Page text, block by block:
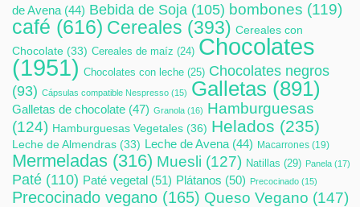
de Avena (44) Bebida de Soja (105) bombones (119)
café (616) Cereales (393) Cereales con
Chocolate (33) Cereales de maíz (24) Chocolates
(1951) Chocolates con leche (25) Chocolates negros
(93) Cápsulas compatible Nespresso (15) Galletas (891)
Galletas de chocolate (47) Granola (16) Hamburguesas
(124) Hamburguesas Vegetales (36) Helados (235)
Leche de Almendras (33) Leche de Avena (44) Macarrones (19)
Mermeladas (316) Muesli (127) Natillas (29) Panela (17)
Paté (110) Paté vegetal (51) Plátanos (50) Precocinado (15)
Precocinado vegano (165) Queso Vegano (147)